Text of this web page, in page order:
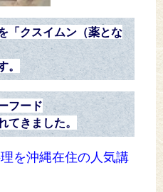
「クスイムン（薬とな
フード
てきました。
を沖縄在住の人気講